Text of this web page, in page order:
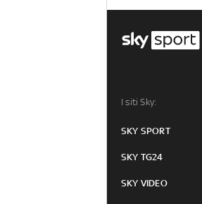
I siti Sky:
SKY SPORT
SKY TG24
SKY VIDEO